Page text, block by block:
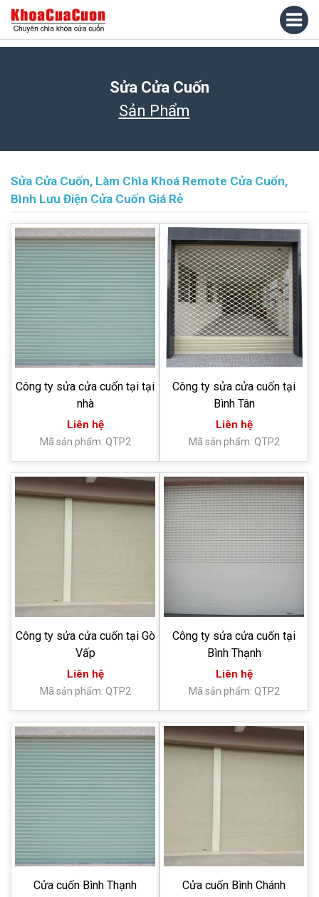
Sửa Cửa Cuốn
Sản Phẩm
Sửa Cửa Cuốn, Làm Chìa Khoá Remote Cửa Cuốn,
Bình Lưu Điện Cửa Cuốn Giá Rẻ
Công ty sửa cửa cuốn tại tại
nhà
Liên hệ
Mã sản phẩm: QTP2
Công ty sửa cửa cuốn tại
Bình Tân
Liên hệ
Mã sản phẩm: QTP2
Công ty sửa cửa cuốn tại Gò
Vấp
Liên hệ
Mã sản phẩm: QTP2
Công ty sửa cửa cuốn tại
Bình Thạnh
Liên hệ
Mã sản phẩm: QTP2
Cửa cuốn Bình Thạnh Cửa cuốn Bình Chánh